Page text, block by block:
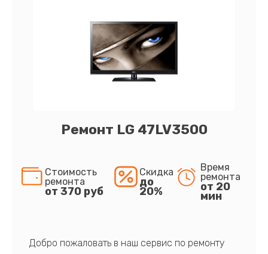
Ремонт LG 47LV3500
Стоимость
ремонта
от 370 руб
Скидка
до
20%
Время
ремонта
от 20
мин
Добро пожаловать в наш сервис по ремонту